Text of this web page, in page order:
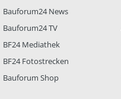
Bauforum24 News
Bauforum24 TV
BF24 Mediathek
BF24 Fotostrecken
Bauforum Shop